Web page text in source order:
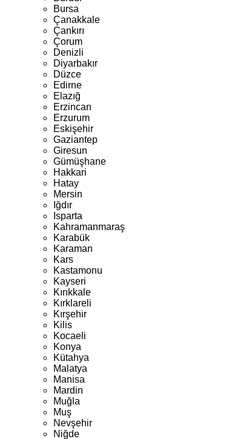
Bursa
Çanakkale
Çankırı
Çorum
Denizli
Diyarbakır
Düzce
Edirne
Elazığ
Erzincan
Erzurum
Eskişehir
Gaziantep
Giresun
Gümüşhane
Hakkari
Hatay
Mersin
Iğdır
Isparta
Kahramanmaraş
Karabük
Karaman
Kars
Kastamonu
Kayseri
Kırıkkale
Kırklareli
Kırşehir
Kilis
Kocaeli
Konya
Kütahya
Malatya
Manisa
Mardin
Muğla
Muş
Nevşehir
Niğde